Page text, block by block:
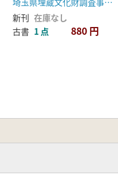
新刊 在庫なし
古書 1 点 880 円